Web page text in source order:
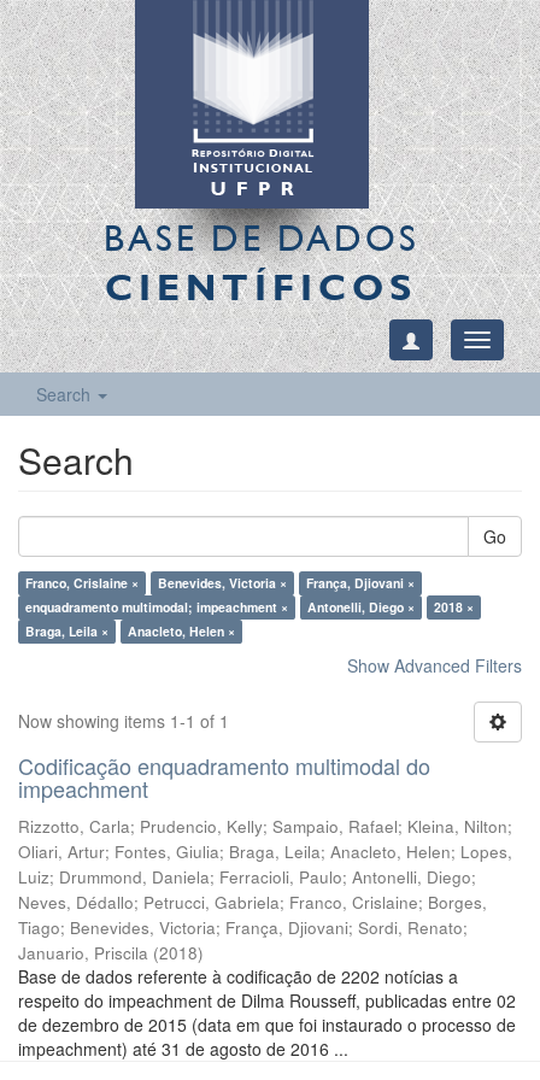
BASE DE DADOS
CIENTÍFICOS
Toggle
Search
Search
Go
Franco, Crislaine × Benevides, Victoria ×
França, Djiovani ×
enquadramento multimodal; impeachment ×
Antonelli, Diego ×
2018 ×
Braga, Leila ×
Anacleto, Helen ×
Show Advanced Filters
Now showing items 1-1 of 1
Codificação enquadramento multimodal do
impeachment
Rizzotto, Carla; Prudencio, Kelly; Sampaio, Rafael; Kleina, Nilton;
Oliari, Artur; Fontes, Giulia; Braga, Leila; Anacleto, Helen; Lopes,
Luiz; Drummond, Daniela; Ferracioli, Paulo; Antonelli, Diego;
Neves, Dédallo; Petrucci, Gabriela; Franco, Crislaine; Borges,
Tiago; Benevides, Victoria; França, Djiovani; Sordi, Renato;
Januario, Priscila (2018)
Base de dados referente à codificação de 2202 notícias a
respeito do impeachment de Dilma Rousseff, publicadas entre 02
de dezembro de 2015 (data em que foi instaurado o processo de
impeachment) até 31 de agosto de 2016 ...